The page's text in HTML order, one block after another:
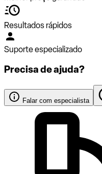
Resultados rápidos
Suporte especializado
Precisa de ajuda?
Falar com especialista